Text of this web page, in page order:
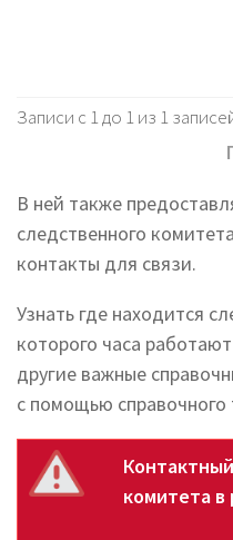
Записи с 1 до 1 из 1
В ней также
следственного
контакты для связи.
Узнать где находится
которого часа
другие важные
с помощью справочного
комитета в